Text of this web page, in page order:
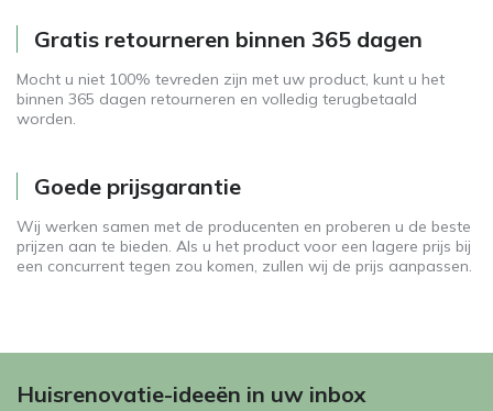
Gratis retourneren binnen 365 dagen
Mocht u niet 100% tevreden zijn met uw product, kunt u het
binnen 365 dagen retourneren en volledig terugbetaald
worden.
Goede prijsgarantie
Wij werken samen met de producenten en proberen u de beste
prijzen aan te bieden. Als u het product voor een lagere prijs bij
een concurrent tegen zou komen, zullen wij de prijs aanpassen.
Huisrenovatie-ideeën in uw inbox